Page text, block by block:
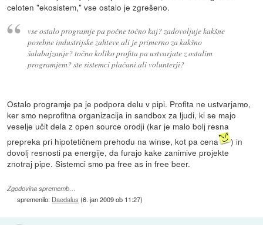
celoten "ekosistem," vse ostalo je zgrešeno.
vse ostalo programje pa počne točno kaj? zadovoljuje kakšne
posebne industrijske zahteve ali je primerno za kakšno
šalabajzanje? točno koliko profita pa ustvarjate z ostalim
programjem? ste sistemci plačani ali volunterji?
Ostalo programje pa je podpora delu v pipi. Profita ne ustvarjamo,
ker smo neprofitna organizacija in sandbox za ljudi, ki se majo
veselje učit dela z open source orodji (kar je malo bolj resna
prepreka pri hipotetičnem prehodu na winse, kot pa cena
) in
dovolj resnosti pa energije, da furajo kake zanimive projekte
znotraj pipe. Sistemci smo pa free as in free beer.
Zgodovina sprememb…
spremenilo: Daedalus (6. jan 2009 ob 11:27)